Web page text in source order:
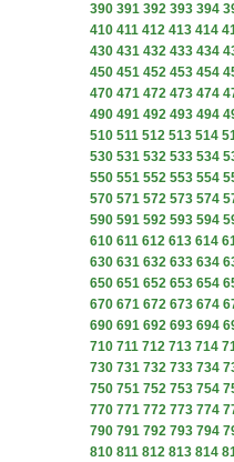
390 391 392 393 394
410 411 412 413 414
430 431 432 433 434
450 451 452 453 454
470 471 472 473 474
490 491 492 493 494
510 511 512 513 514
530 531 532 533 534
550 551 552 553 554
570 571 572 573 574
590 591 592 593 594
610 611 612 613 614
630 631 632 633 634
650 651 652 653 654
670 671 672 673 674
690 691 692 693 694
710 711 712 713 714
730 731 732 733 734
750 751 752 753 754
770 771 772 773 774
790 791 792 793 794
810 811 812 813 814